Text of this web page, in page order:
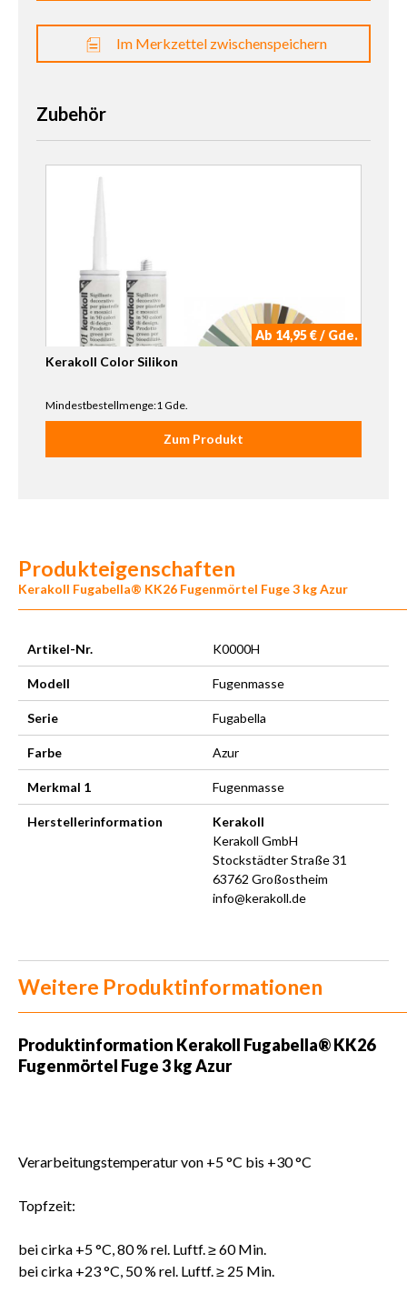
Im Merkzettel zwischenspeichern
Zubehör
Ab 14,95 € / Gde.
Kerakoll Color Silikon
Mindestbestellmenge:1 Gde.
Zum Produkt
Produkteigenschaften
Kerakoll Fugabella® KK26 Fugenmörtel Fuge 3 kg Azur
Artikel-Nr. K0000H
Modell Fugenmasse
Serie Fugabella
Farbe Azur
Merkmal 1 Fugenmasse
Herstellerinformation
Kerakoll
Kerakoll GmbH
Stockstädter Straße 31
63762 Großostheim
info@kerakoll.de
Weitere Produktinformationen
Produktinformation Kerakoll Fugabella® KK26
Fugenmörtel Fuge 3 kg Azur
Verarbeitungstemperatur von +5 °C bis +30 °C
Topfzeit:
bei cirka +5 °C, 80 % rel. Luftf. ≥ 60 Min.
bei cirka +23 °C, 50 % rel. Luftf. ≥ 25 Min.